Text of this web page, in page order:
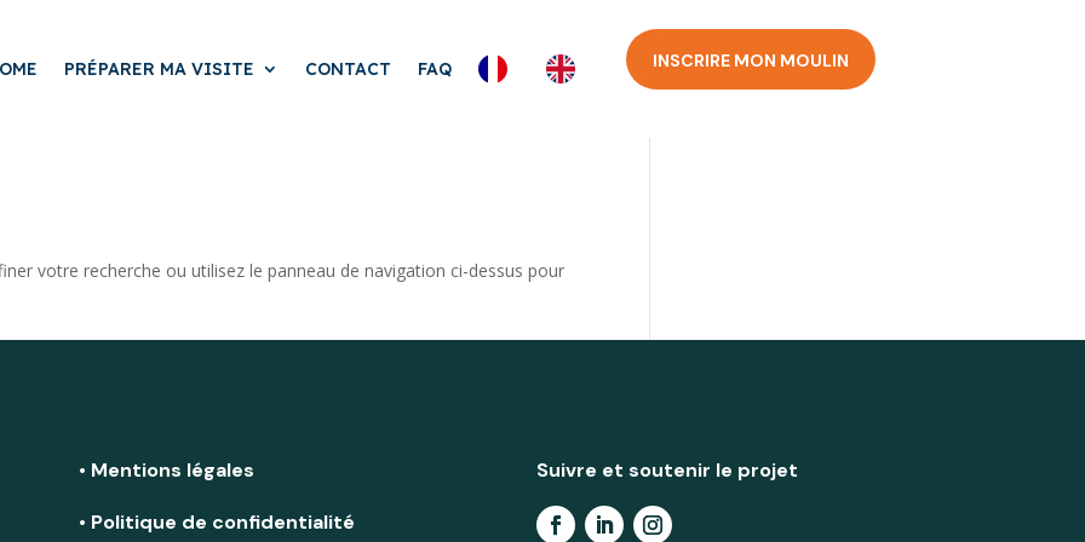
PRÉPARER MA VISITE CONTACT FAQ INSCRIRE MON MOULIN
votre recherche ou utilisez le panneau de navigation ci-dessus pour
• Mentions légales
• Politique de confidentialité
Suivre et soutenir le projet